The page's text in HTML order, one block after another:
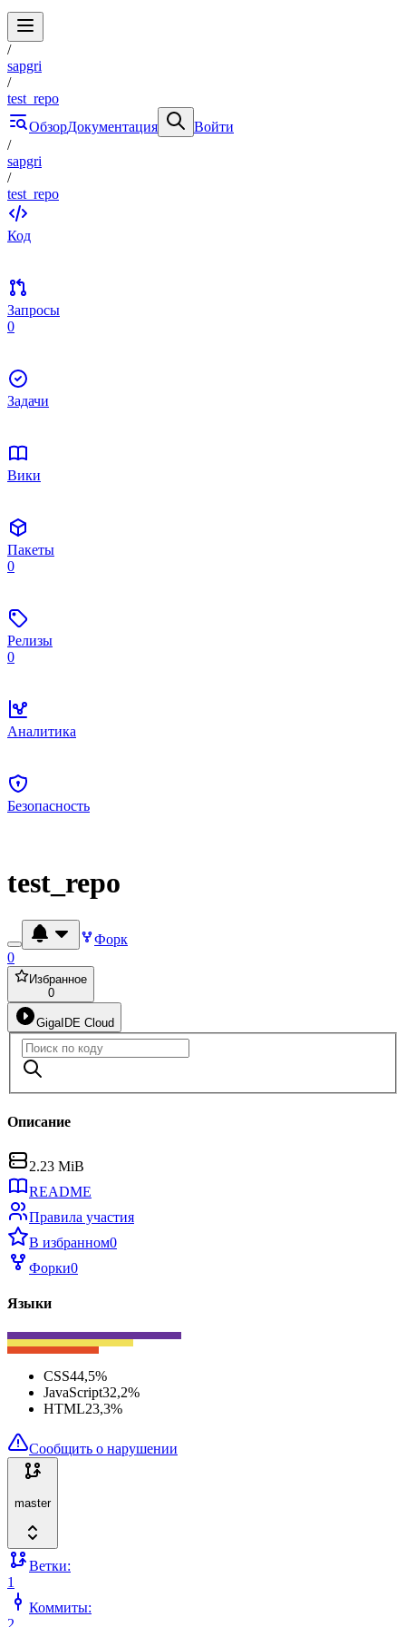
/
sapgri
/
test_repo
ОбзорДокументация
Войти
/
sapgri
/
test_repo
Код
Запросы
0
Задачи
Вики
Пакеты
0
Релизы
0
Аналитика
Безопасность
test_repo
Форк
0
Избранное
0
GigaIDE Cloud
Описание
2.23 MiB
README
Правила участия
В избранном0
Форки0
Языки
CSS44,5%
JavaScript32,2%
HTML23,3%
Сообщить о нарушении
master
Ветки:
1
Коммиты: